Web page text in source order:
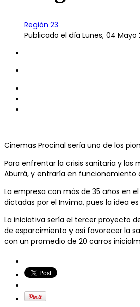
Región 23
Publicado el día Lunes, 04 Mayo
Cinemas Procinal sería uno de los
Para enfrentar la crisis sanitaria y
Aburrá, y entraría en funcionamiento
La empresa con más de 35 años en
dictadas por el Invima, pues la idea
La iniciativa sería el tercer proyecto
de esparcimiento y así favorecer la
con un promedio de 20 carros